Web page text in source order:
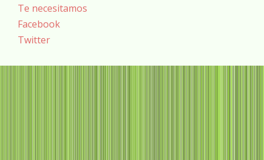
Te necesitamos
Facebook
Twitter